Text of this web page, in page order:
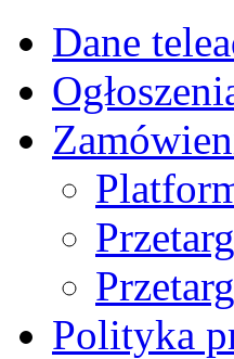
Dane
Polityka